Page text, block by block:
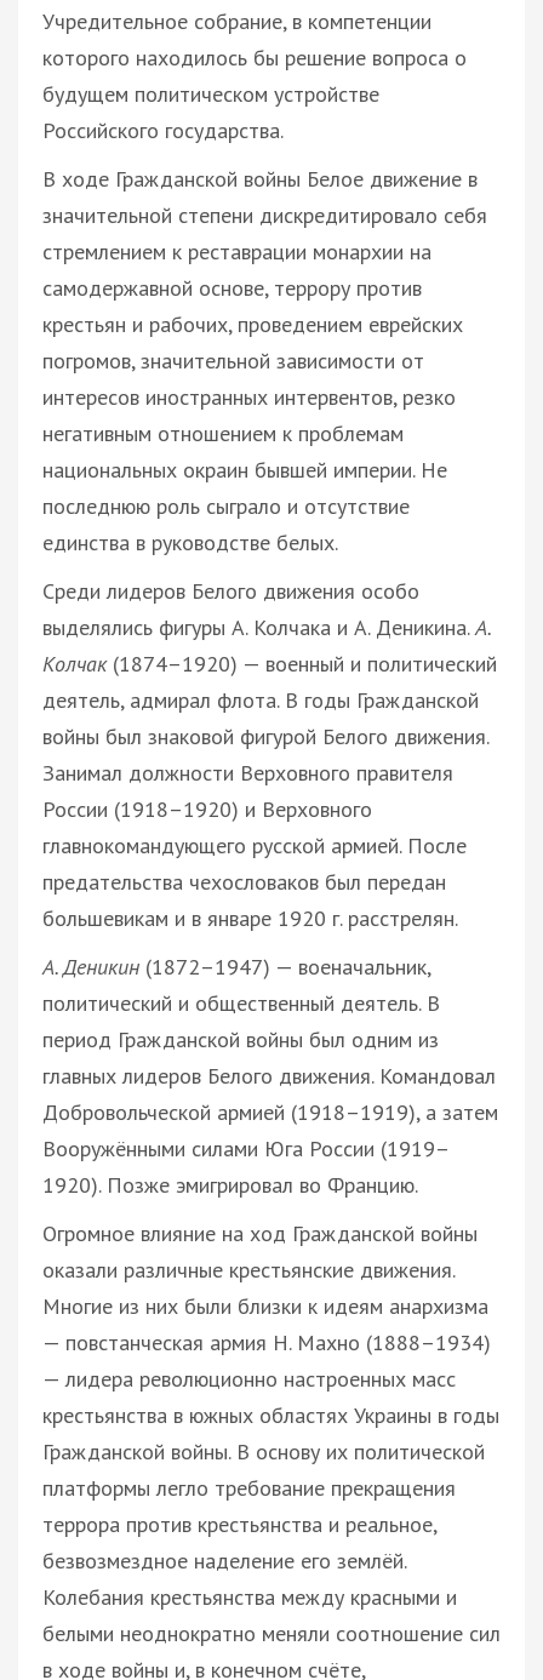
Учредительное собрание, в компетенции
которого находилось бы решение вопроса о
будущем политическом устройстве
Российского государства.
В ходе Гражданской войны Белое движение в
значительной степени дискредитировало себя
стремлением к реставрации монархии на
самодержавной основе, террору против
крестьян и рабочих, проведением еврейских
погромов, значительной зависимости от
интересов иностранных интервентов, резко
негативным отношением к проблемам
национальных окраин бывшей империи. Не
последнюю роль сыграло и отсутствие
единства в руководстве белых.
Среди лидеров Белого движения особо
выделялись фигуры А. Колчака и А. Деникина.А.
Колчак(1874–1920) — военный и политический
деятель, адмирал флота. В годы Гражданской
войны был знаковой фигурой Белого движения.
Занимал должности Верховного правителя
России (1918–1920) и Верховного
главнокомандующего русской армией. После
предательства чехословаков был передан
большевикам и в январе 1920 г. расстрелян.
А. Деникин (1872–1947) — военачальник,
политический и общественный деятель. В
период Гражданской войны был одним из
главных лидеров Белого движения. Командовал
Добровольческой армией (1918–1919), а затем
Вооружёнными силами Юга России (1919–
1920). Позже эмигрировал во Францию.
Огромное влияние на ход Гражданской войны
оказали различные крестьянские движения.
Многие из них были близки к идеям анархизма
— повстанческая армия Н. Махно (1888–1934)
— лидера революционно настроенных масс
крестьянства в южных областях Украины в годы
Гражданской войны. В основу их политической
платформы легло требование прекращения
террора против крестьянства и реальное,
безвозмездное наделение его землёй.
Колебания крестьянства между красными и
белыми неоднократно меняли соотношение сил
в ходе войны и, в конечном счёте,